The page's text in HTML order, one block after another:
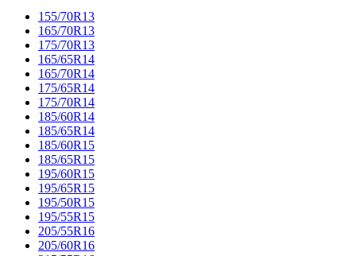
155/70R13
165/70R13
175/70R13
165/65R14
165/70R14
175/65R14
175/70R14
185/60R14
185/65R14
185/60R15
185/65R15
195/60R15
195/65R15
195/50R15
195/55R15
205/55R16
205/60R16